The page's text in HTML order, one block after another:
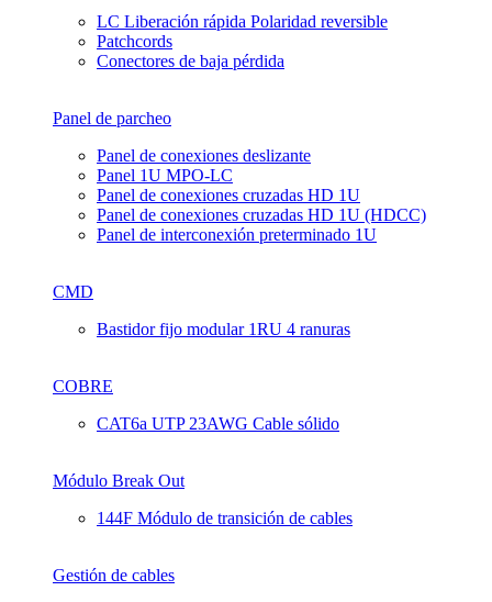
LC Liberación rápida Polaridad reversible
Patchcords
Conectores de baja pérdida
Panel de parcheo
Panel de conexiones deslizante
Panel 1U MPO-LC
Panel de conexiones cruzadas HD 1U
Panel de conexiones cruzadas HD 1U (HDCC)
Panel de interconexión preterminado 1U
CMD
Bastidor fijo modular 1RU 4 ranuras
COBRE
CAT6a UTP 23AWG Cable sólido
Módulo Break Out
144F Módulo de transición de cables
Gestión de cables